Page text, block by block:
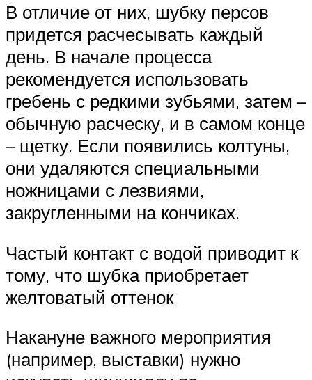
В отличие от них, шубку персов
придется расчесывать каждый
день. В начале процесса
рекомендуется использовать
гребень с редкими зубьями, затем –
обычную расческу, и в самом конце
– щетку. Если появились колтуны,
они удаляются специальными
ножницами с лезвиями,
закругленными на кончиках.
Частый контакт с водой приводит к
тому, что шубка приобретает
желтоватый оттенок
Накануне важного мероприятия
(например, выставки) нужно